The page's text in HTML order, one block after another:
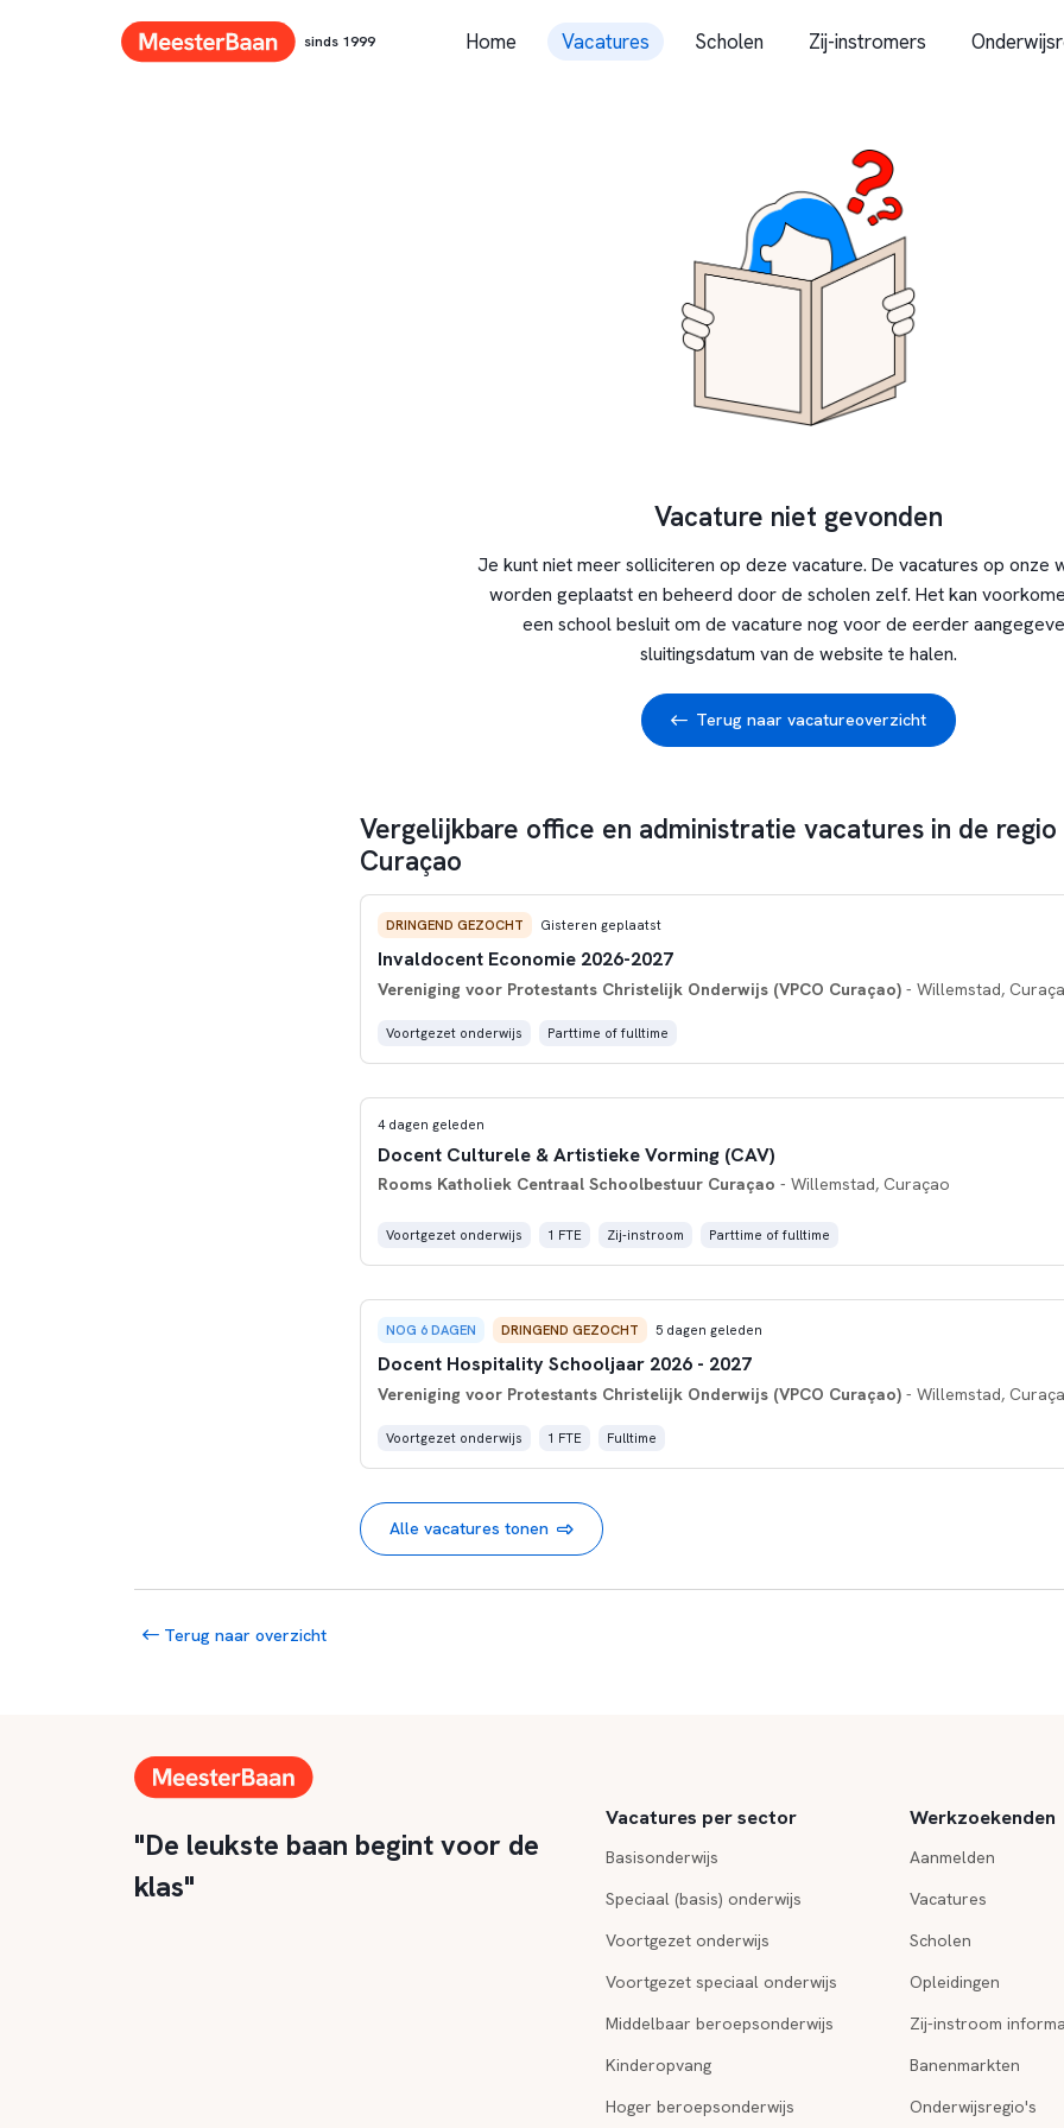
sinds 1999 Home Vacatures Scholen Zij-instromers
Vacature niet gevonden
Je kunt niet meer solliciteren op deze vacature. De vacatures op onze
worden geplaatst en beheerd door de scholen zelf. Het kan
een school besluit om de vacature nog voor de eerder
sluitingsdatum van de website te halen.
Terug naar vacatureoverzicht
Vergelijkbare office en administratie vacatures in de
Curaçao
DRINGEND GEZOCHT Gisteren geplaatst
Invaldocent Economie 2026-2027
Vereniging voor Protestants Christelijk Onderwijs (VPCO Curaçao)- Willemstad,
Voortgezet onderwijs Parttime of fulltime
4 dagen geleden
Docent Culturele & Artistieke Vorming (CAV)
Rooms Katholiek Centraal Schoolbestuur Curaçao - Willemstad, Curaçao
Voortgezet onderwijs 1 FTE Zij-instroom Parttime of fulltime
NOG 6 DAGEN DRINGEND GEZOCHT 5 dagen geleden
Docent Hospitality Schooljaar 2026 - 2027
Vereniging voor Protestants Christelijk Onderwijs (VPCO Curaçao)- Willemstad,
Voortgezet onderwijs 1 FTE Fulltime
Alle vacatures tonen
Terug naar overzicht
"De leukste baan begint voor de
klas"
Vacatures per sector
Basisonderwijs
Speciaal (basis) onderwijs
Voortgezet onderwijs
Voortgezet speciaal onderwijs
Middelbaar beroepsonderwijs
Kinderopvang
Hoger beroepsonderwijs
Werkzoekenden
Aanmelden
Vacatures
Scholen
Opleidingen
Zij-instroom
Banenmarkten
Onderwijsregio's